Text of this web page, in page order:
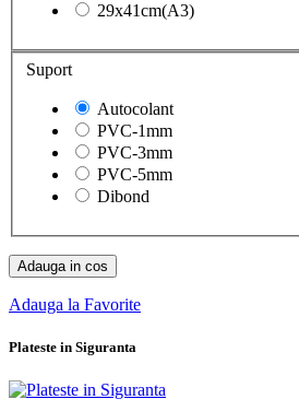
29x41cm(A3)
Suport
Autocolant
PVC-1mm
PVC-3mm
PVC-5mm
Dibond
Adauga in cos
Adauga la Favorite
Plateste in Siguranta